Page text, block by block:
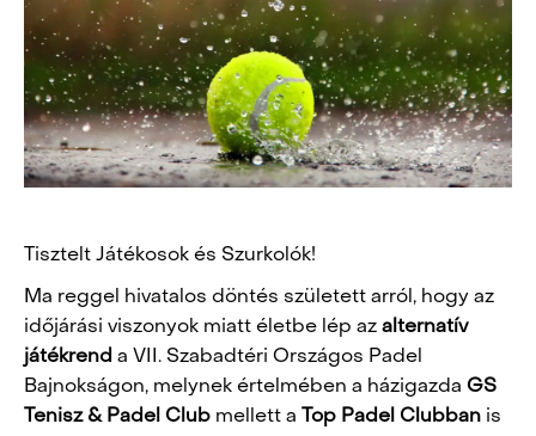
Tisztelt Játékosok és Szurkolók!
Ma reggel hivatalos döntés született arról, hogy az
időjárási viszonyok miatt életbe lép az alternatív
játékrend a VII. Szabadtéri Országos Padel
Bajnokságon, melynek értelmében a házigazda GS
Tenisz & Padel Club mellett a Top Padel Clubban is